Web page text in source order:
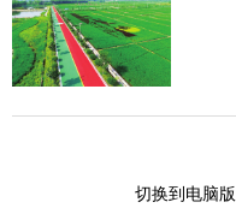
切换到电脑版